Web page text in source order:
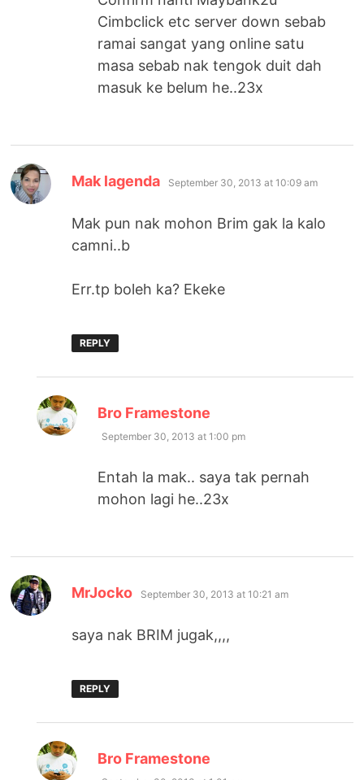
Cimbclick etc server down sebab
ramai sangat yang online satu
masa sebab nak tengok duit dah
masuk ke belum he..23x
Mak lagenda says:
September 30, 2013 at 10:09 am
Mak pun nak mohon Brim gak la kalo
camni..b
Err.tp boleh ka? Ekeke
REPLY
Bro Framestone
September 30, 2013 at 1:00 pm
Entah la mak.. saya tak pernah
mohon lagi he..23x
MrJocko says:
September 30, 2013 at 10:21 am
saya nak BRIM jugak,,,,
REPLY
Bro Framestone